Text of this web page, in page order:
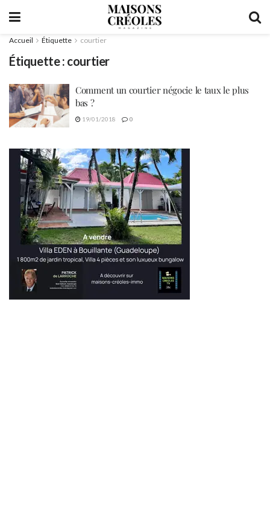
Accueil Étiquette courtier
Étiquette : courtier
Comment un courtier négocie le taux le plus
bas ?
19/01/2018 0